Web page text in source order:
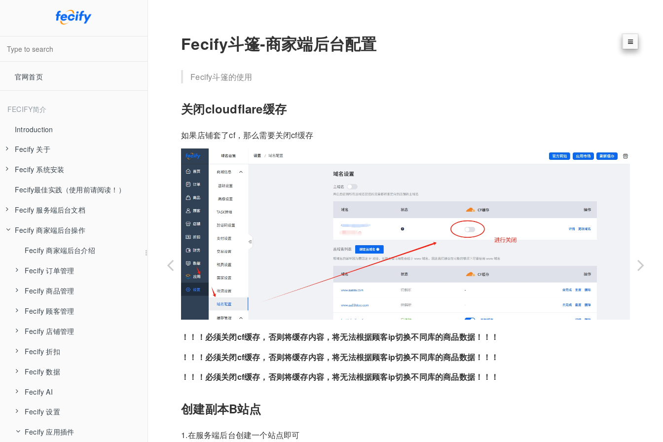
官网首页
FECIFY简介
Introduction
Fecify 关于
Fecify 系统介绍
Fecify 视频教学
Fecify 最新发布
Fecify AI知识库
Fecify 系统安装
Fecify 准备工作
Fecify 环境配置-手动
Fecify 环境配置-宝塔
Fecify 系统安装
Fecify系统自启动配置
Fecify ssl
Fecify 宝塔中如何开启下载器
Fecify 安装，升级问题
Fecify最佳实践（使用前请阅读！）
Fecify 服务端后台文档
Fecify 用户管理
Fecify 店铺管理
Fecify 应用管理
Fecify 升级授权
Fecify 系统设置
Fecify 店铺防关联
Fecify 账户体系
Fecify 商家端后台操作
Fecify 商家端后台介绍
Fecify 订单管理
Fecify 待处理订单
Fecify 待处理订单列表和导出
Fecify 订单取消
Fecify 订单发货
Fecify 订单收货
Fecify 发起订单售后
Fecify 未完成订单
Fecify 未完成订单列表
Fecify 订单召回邮件
Fecify 售后订单
Fecify 售后-退款退货
Fecify 商品管理
Fecify 商品管理
Fecify 商品专辑
Fecify 商品回收站
Fecify 商品导入导出
Fecify 顾客管理
Fecify 顾客列表
Fecify 顾客留言
Fecify 店铺管理
Fecify 店铺主题装修
Fecify 店铺装修详细
Fecify 菜单导航
Fecify 自定义页面
Fecify URL重定向
Fecify 折扣
Fecify 优惠券
Fecify 数据
Fecify 订单分析
Fecify 商品分析
Fecify 顾客统计
Fecify AI
Fecify AI智能体
Fecify 网站体检
Fecify 设置
Fecify 基础设置
Fecify 应用插件
Fecify斗篷-商家端后台配置
Fecify斗篷的使用
关闭cloudflare缓存
如果店铺套了cf，那么需要关闭cf缓存
！！！必须关闭cf缓存，否则将缓存内容，将无法根据顾客ip切换不同库的商品数据！！！
！！！必须关闭cf缓存，否则将缓存内容，将无法根据顾客ip切换不同库的商品数据！！！
！！！必须关闭cf缓存，否则将缓存内容，将无法根据顾客ip切换不同库的商品数据！！！
创建副本B站点
1.在服务端后台创建一个站点即可